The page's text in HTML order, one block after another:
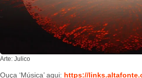
Arte: Julico
Ouça ‘Música’ aqui: https://